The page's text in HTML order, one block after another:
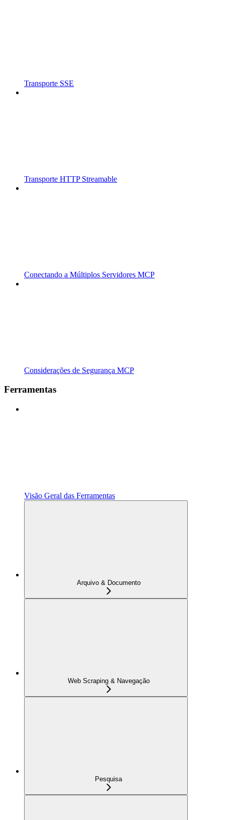
Transporte SSE
Transporte HTTP Streamable
Conectando a Múltiplos Servidores MCP
Considerações de Segurança MCP
Ferramentas
Visão Geral das Ferramentas
Arquivo & Documento
Web Scraping & Navegação
Pesquisa